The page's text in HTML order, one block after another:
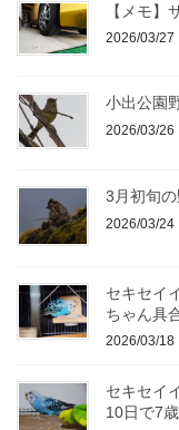
【メモ】
2026/03/27
小出公園
2026/03/26
3月初旬
2026/03/24
セキセイ
ちゃん具
2026/03/18
セキセイ
10日で7